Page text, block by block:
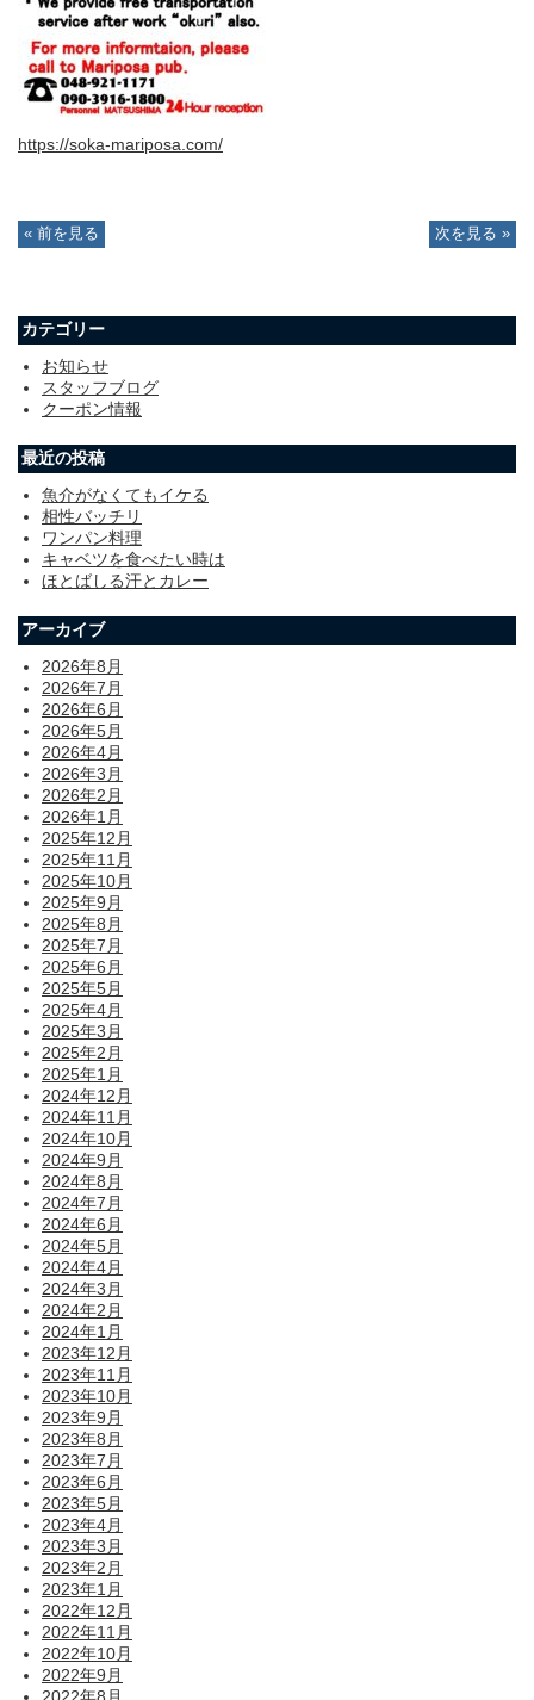
https://soka-mariposa.com/
« 前を見る 次を見る »
カテゴリー
お知らせ
スタッフブログ
クーポン情報
最近の投稿
魚介がなくてもイケる
相性バッチリ
ワンパン料理
キャベツを食べたい時は
ほとばしる汗とカレー
アーカイブ
2026年8月
2026年7月
2026年6月
2026年5月
2026年4月
2026年3月
2026年2月
2026年1月
2025年12月
2025年11月
2025年10月
2025年9月
2025年8月
2025年7月
2025年6月
2025年5月
2025年4月
2025年3月
2025年2月
2025年1月
2024年12月
2024年11月
2024年10月
2024年9月
2024年8月
2024年7月
2024年6月
2024年5月
2024年4月
2024年3月
2024年2月
2024年1月
2023年12月
2023年11月
2023年10月
2023年9月
2023年8月
2023年7月
2023年6月
2023年5月
2023年4月
2023年3月
2023年2月
2023年1月
2022年12月
2022年11月
2022年10月
2022年9月